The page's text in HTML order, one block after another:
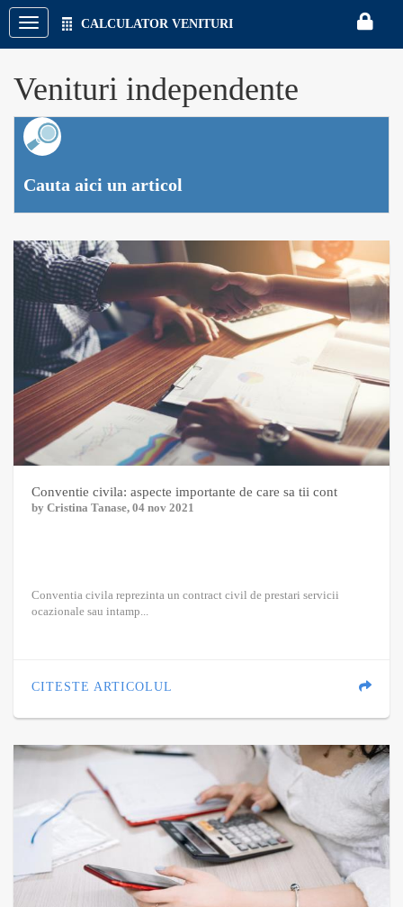
CALCULATOR VENITURI
Venituri independente
Conventie civila: aspecte importante de care sa tii cont
by Cristina Tanase, 04 nov 2021
Conventia civila reprezinta un contract civil de prestari servicii
ocazionale sau intamp...
CITESTE ARTICOLUL